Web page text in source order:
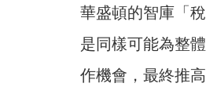
華盛頓的智庫「
是同樣可能為整
作機會，最終推高